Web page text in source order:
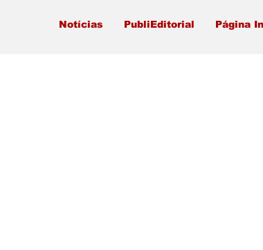
Notícias PubliEditorial Página